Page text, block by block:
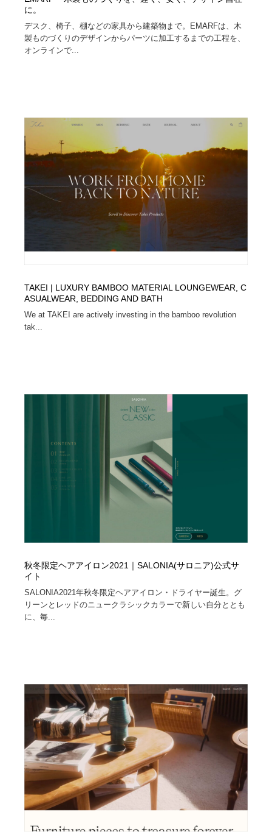
に。
デスク、椅⼦、棚などの家具から建築物まで。EMARFは、⽊
製ものづくりのデザインからパーツに加⼯するまでの⼯程を、
オンラインで...
TAKEI | LUXURY BAMBOO MATERIAL LOUNGEWEAR, C
ASUALWEAR, BEDDING AND BATH
We at TAKEI are actively investing in the bamboo revolution
tak...
秋冬限定ヘアアイロン2021｜SALONIA(サロニア)公式サ
イト
SALONIA2021年秋冬限定ヘアアイロン・ドライヤー誕生。グ
リーンとレッドのニュークラシックカラーで新しい自分ととも
に、毎...